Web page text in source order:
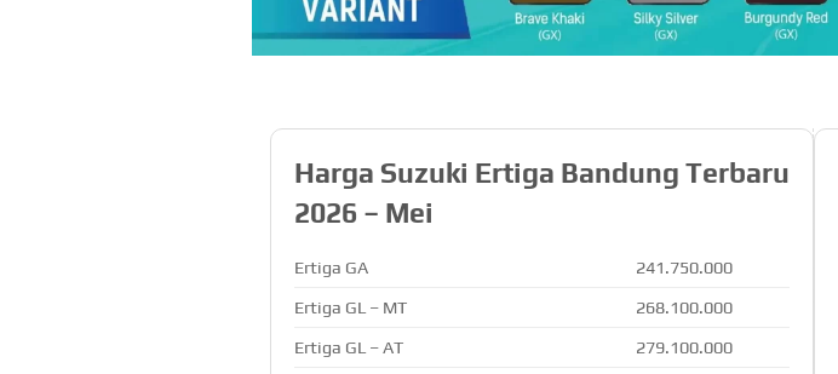
Harga Suzuki Ertiga Bandung Terbaru
2026 – Mei
Ertiga GA 241.750.000
Ertiga GL – MT 268.100.000
Ertiga GL – AT 279.100.000